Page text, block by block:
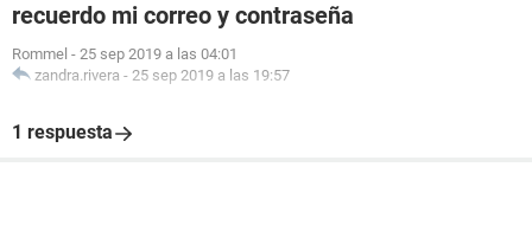
recuerdo mi correo y contraseña
Rommel - 25 sep 2019 a las 04:01
zandra.rivera - 25 sep 2019 a las 19:57
1 respuesta